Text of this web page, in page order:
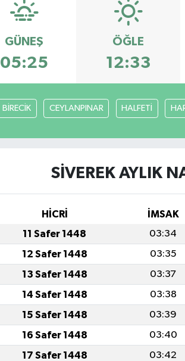
GÜNEŞ
05:25
ÖĞLE
12:33
BİRECİK CEYLANPINAR HALFETİ
SİVEREK AYLIK
HİCRİ İMSAK
11 Safer 1448 03:34
12 Safer 1448 03:35
13 Safer 1448 03:37
14 Safer 1448 03:38
15 Safer 1448 03:39
16 Safer 1448 03:40
17 Safer 1448 03:42